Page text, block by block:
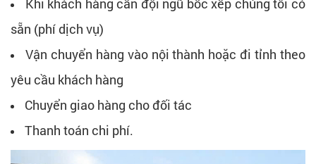
Khi khách hàng cần đội ngũ bốc xếp chúng tôi có
sẵn (phí dịch vụ)
Vận chuyển hàng vào nội thành hoặc đi tỉnh theo
yêu cầu khách hàng
Chuyển giao hàng cho đối tác
Thanh toán chi phí.